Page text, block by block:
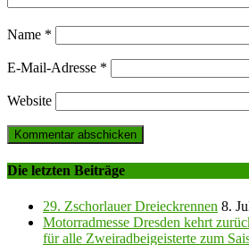
Name *
E-Mail-Adresse *
Website
Die letzten Beiträge
29. Zschorlauer Dreieckrennen 8.
Motorradmesse Dresden kehrt
für alle Zweiradbeigeisterte zum